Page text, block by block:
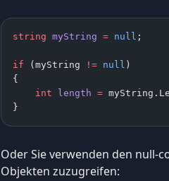
string myString = null ;
if (myString != null )
{
    int
length =
}
Oder Sie verwenden den null-
Objekten zuzugreifen: